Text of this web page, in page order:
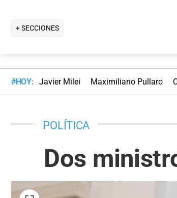
+ SECCIONES
#HOY: Javier Milei Maximiliano Pullaro
POLÍTICA
Dos